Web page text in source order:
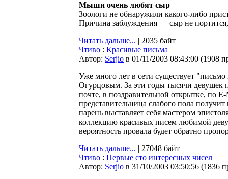
Мыши очень любят сыр
Зоологи не обнаружили какого-либо
Причина заблуждения — сыр не
Читать дальше... | 2035 байт
Чтиво : Красивые письма
Автор: Serjio в 01/11/2003 08:43:00 (1908
Уже много лет в сети существует
Огурцовым. За эти годы тысячи девушек
почте, в поздравительной открытке, по
представительница слабого пола
парень выставляет себя мастером
коллекцию красивых писем любимой
вероятность провала будет обратно
Читать дальше... | 27048 байт
Чтиво : Первые сто интересных чисел
Автор: Serjio в 31/10/2003 03:50:56 (1836